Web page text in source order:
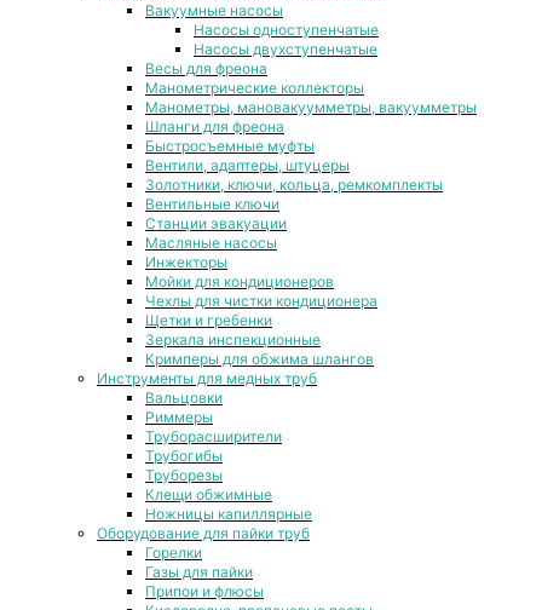
Вакуумные насосы
Насосы одноступенчатые
Насосы двухступенчатые
Весы для фреона
Манометрические коллекторы
Манометры, мановакуумметры, вакуумметры
Шланги для фреона
Быстросъемные муфты
Вентили, адаптеры, штуцеры
Золотники, ключи, кольца, ремкомплекты
Вентильные ключи
Станции эвакуации
Масляные насосы
Инжекторы
Мойки для кондиционеров
Чехлы для чистки кондиционера
Щетки и гребенки
Зеркала инспекционные
Кримперы для обжима шлангов
Инструменты для медных труб
Вальцовки
Риммеры
Труборасширители
Трубогибы
Труборезы
Клещи обжимные
Ножницы капиллярные
Оборудование для пайки труб
Горелки
Газы для пайки
Припои и флюсы